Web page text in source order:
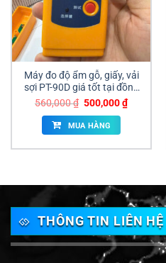
Máy đo độ ẩm gỗ, giấy, vải
sợi PT-90D giá tốt tại đồng
nai
560,000₫ Giá
là:
560,000 ₫.
500,000₫Giá
hiện
MUA HÀNG
THÔNG TIN LIÊN HỆ